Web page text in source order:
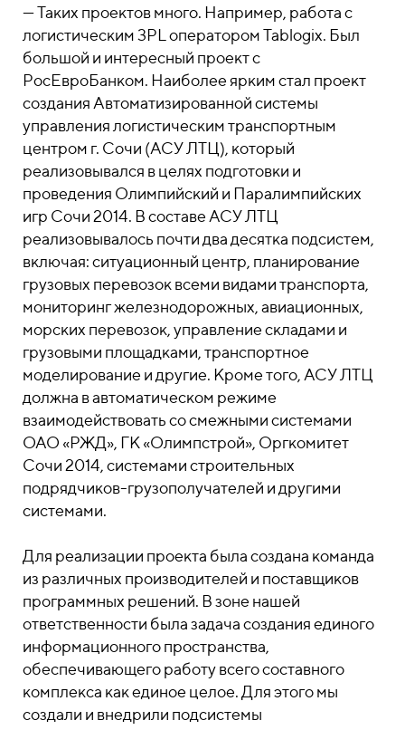
— Таких проектов много. Например, работа с
логистическим 3PL оператором Tablogix. Был
большой и интересный проект с
РосЕвроБанком. Наиболее ярким стал проект
создания Автоматизированной системы
управления логистическим транспортным
центром г. Сочи (АСУ ЛТЦ), который
реализовывался в целях подготовки и
проведения Олимпийский и Паралимпийских
игр Сочи 2014. В составе АСУ ЛТЦ
реализовывалось почти два десятка подсистем,
включая: ситуационный центр, планирование
грузовых перевозок всеми видами транспорта,
мониторинг железнодорожных, авиационных,
морских перевозок, управление складами и
грузовыми площадками, транспортное
моделирование и другие. Кроме того, АСУ ЛТЦ
должна в автоматическом режиме
взаимодействовать со смежными системами
ОАО «РЖД», ГК «Олимпстрой», Оргкомитет
Сочи 2014, системами строительных
подрядчиков-грузополучателей и другими
системами.
Для реализации проекта была создана команда
из различных производителей и поставщиков
программных решений. В зоне нашей
ответственности была задача создания единого
информационного пространства,
обеспечивающего работу всего составного
комплекса как единое целое. Для этого мы
создали и внедрили подсистемы